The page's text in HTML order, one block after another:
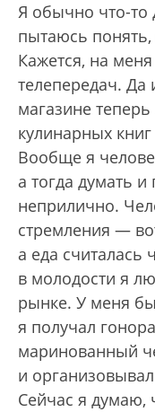
Я обычно что-то
пытаюсь понять,
Кажется, на
телепередач.
магазине
кулинарных
Вообще я
а тогда думать
неприлично.
стремления —
а еда считалась
в молодости я
рынке. У меня
я получал
маринованный
и
Сейчас я думаю,